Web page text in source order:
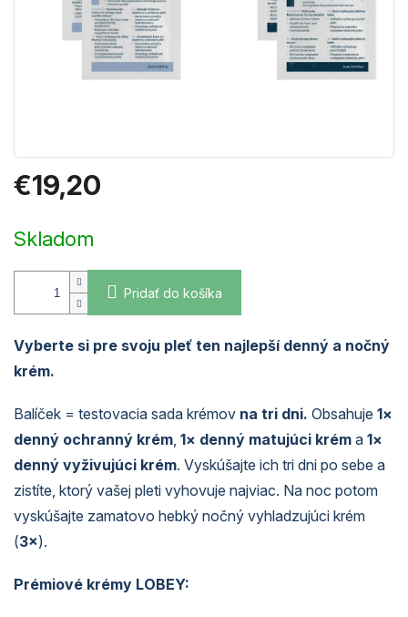
€19,20
cena:
Skladom
Pridať do košíka
Vyberte si pre svoju pleť ten najlepší denný a nočný
krém.
Balíček = testovacia sada krémov na tri dni. Obsahuje 1×
denný ochranný krém, 1× denný matujúci krém a 1×
denný vyživujúci krém. Vyskúšajte ich tri dni po sebe a
zistíte, ktorý vašej pleti vyhovuje najviac. Na noc potom
vyskúšajte zamatovo hebký nočný vyhladzujúci krém
(3×).
Prémiové krémy LOBEY: